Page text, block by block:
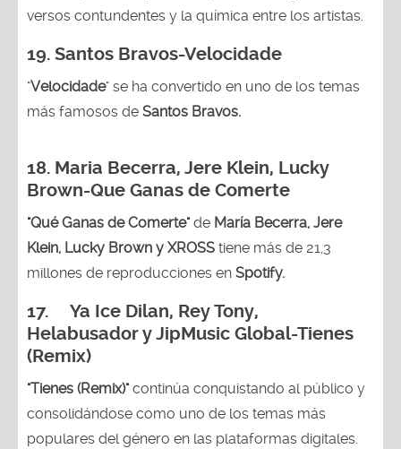
versos contundentes y la química entre los artistas.
19. Santos Bravos-Velocidade
"Velocidade" se ha convertido en uno de los temas
más famosos de Santos Bravos.
18. Maria Becerra, Jere Klein, Lucky
Brown-Que Ganas de Comerte
"Qué Ganas de Comerte"de María Becerra, Jere
Klein, Lucky Brown y XROSS tiene más de 21,3
millones de reproducciones en Spotify.
17. Ya Ice Dilan, Rey Tony,
Helabusador y JipMusic Global-Tienes
(Remix)
"Tienes (Remix)"continúa conquistando al público y
consolidándose como uno de los temas más
populares del género en las plataformas digitales.